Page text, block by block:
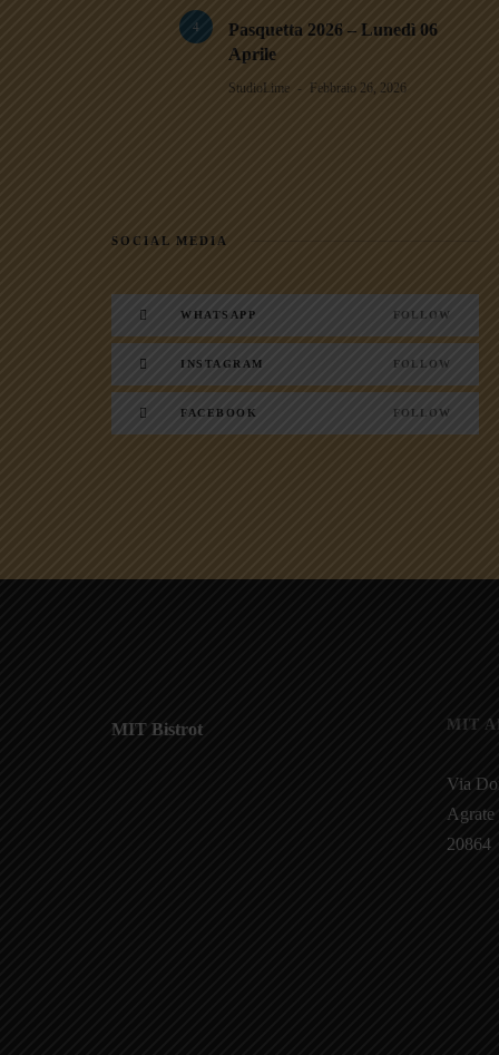
4
Pasquetta 2026 – Lunedì 06
Aprile
StudioLime Febbraio 26, 2026
SOCIAL MEDIA
WHATSAPP FOLLOW
INSTAGRAM FOLLOW
FACEBOOK FOLLOW
MIT Bistrot MIT
Via
20864